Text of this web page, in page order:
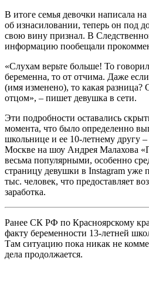
В итоге семья девочки написала на
об изнасиловании, теперь он под
свою вину признал. В
информацию пообещали
«Слухам верьте больше! То
беременна, то от отчима. Даже
(имя изменено), то какая разница?
отцом», – пишет девушка в сети.
Эти подробности оставались
момента, что было определенно
школьнице и ее 10-летнему другу
Москве на шоу Андрея Малахова
весьма популярными, особенно
страницу девушки в Instagram уже
тыс. человек, что предоставляет
заработка.
Ранее СК РФ по Красноярскому
факту беременности 13-летней
Там ситуацию пока никак не
дела продолжается.